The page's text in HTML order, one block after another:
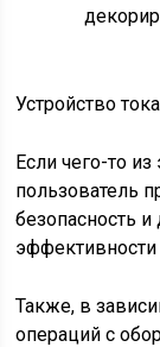
Устройство
Если чего-то из
пользователь
безопасность
эффективности
Также, в
операций с